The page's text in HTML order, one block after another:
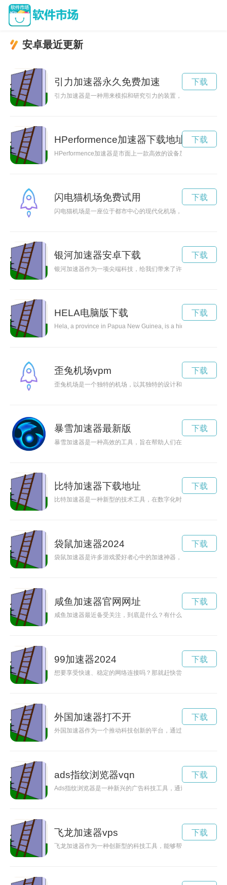
安卓最近更新
引力加速器永久免费加速
引力加速器是一种用来模拟和研究引力的装置，它帮助科学家
下载
HPerformence加速器下载地址
HPerformence加速器是市面上一款高效的设备加速软件，能够
下载
闪电猫机场免费试用
闪电猫机场是一座位于都市中心的现代化机场，以其快速、便
下载
银河加速器安卓下载
银河加速器作为一项尖端科技，给我们带来了许多未知的可能
下载
HELA电脑版下载
Hela, a province in Papua New Guinea, is a hidden gem
下载
歪兔机场vpm
歪兔机场是一个独特的机场，以其独特的设计和欢迎的氛围而
下载
暴雪加速器最新版
暴雪加速器是一种高效的工具，旨在帮助人们在严寒的冰雪环
下载
比特加速器下载地址
比特加速器是一种新型的技术工具，在数字化时代中起着重要
下载
袋鼠加速器2024
袋鼠加速器是许多游戏爱好者心中的加速神器，它可以让玩家
下载
咸鱼加速器官网网址
咸鱼加速器最近备受关注，到底是什么？有什么作用？让我们来
下载
99加速器2024
想要享受快速、稳定的网络连接吗？那就赶快尝试一下99加速
下载
外国加速器打不开
外国加速器作为一个推动科技创新的平台，通过与海外科技企
下载
ads指纹浏览器vqn
Ads指纹浏览器是一种新兴的广告科技工具，通过识别用户的
下载
飞龙加速器vps
飞龙加速器作为一种创新型的科技工具，能够帮助科技行业突
下载